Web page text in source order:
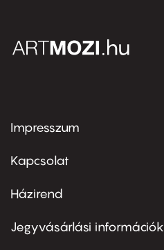
Footer
first
Impresszum
Kapcsolat
Footer
second
Házirend
Jegyvásárlási információk